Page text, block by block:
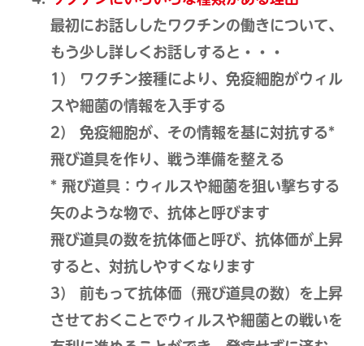
最初にお話ししたワクチンの働きについて、
もう少し詳しくお話しすると・・・
1） ワクチン接種により、免疫細胞がウィル
スや細菌の情報を入手する
2） 免疫細胞が、その情報を基に対抗する*
飛び道具を作り、戦う準備を整える
* 飛び道具：ウィルスや細菌を狙い撃ちする
矢のような物で、抗体と呼びます
飛び道具の数を抗体価と呼び、抗体価が上昇
すると、対抗しやすくなります
3） 前もって抗体価（飛び道具の数）を上昇
させておくことでウィルスや細菌との戦いを